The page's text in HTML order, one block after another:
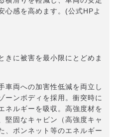
感を高めます。(公式HPよ
きに被害を最小限にとどめま
車両への加害性低減を両立し
ーンボディを採用。衝突時に
ネルギーを吸収。高強度材を
堅固なキャビン（高強度キャ
、ボンネット等のエネルギー